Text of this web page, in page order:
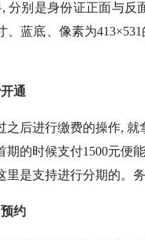
分别是身份证正面与反
、蓝底、像素为
通
之后进行缴费的操作, 就
期的时候支付1500元便
里是支持进行分期的。
约